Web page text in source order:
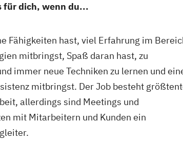
für dich, wenn du...
Fähigkeiten hast, viel Erfahrung im
mitbringst, Spaß daran hast, zu
immer neue Techniken zu lernen und
mitbringst. Der Job besteht
allerdings sind Meetings und
mit Mitarbeitern und Kunden ein